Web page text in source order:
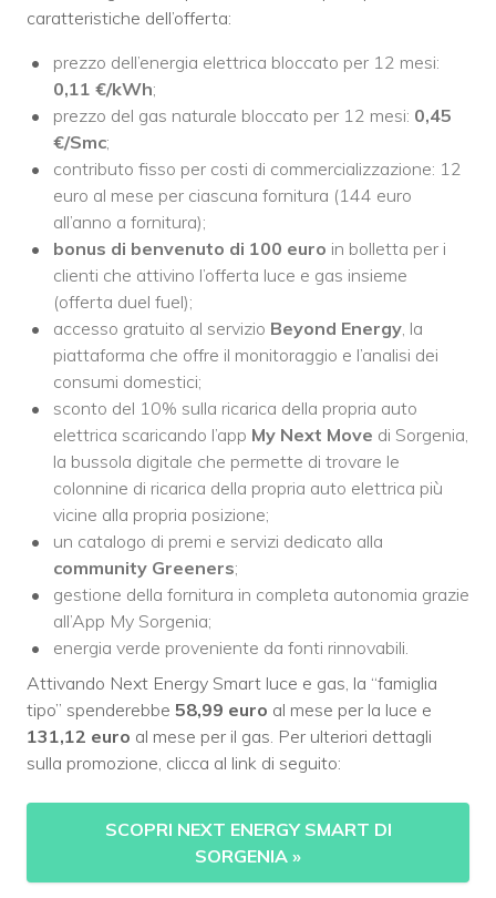
caratteristiche dell’offerta:
prezzo dell’energia elettrica bloccato per 12 mesi:
0,11 €/kWh;
prezzo del gas naturale bloccato per 12 mesi: 0,45
€/Smc;
contributo fisso per costi di commercializzazione: 12
euro al mese per ciascuna fornitura (144 euro
all’anno a fornitura);
bonus di benvenuto di 100 euro in bolletta per i
clienti che attivino l’offerta luce e gas insieme
(offerta duel fuel);
accesso gratuito al servizio Beyond Energy , la
piattaforma che offre il monitoraggio e l’analisi dei
consumi domestici;
sconto del 10% sulla ricarica della propria auto
elettrica scaricando l’app My Next Move di Sorgenia,
la bussola digitale che permette di trovare le
colonnine di ricarica della propria auto elettrica più
vicine alla propria posizione;
un catalogo di premi e servizi dedicato alla
community Greeners;
gestione della fornitura in completa autonomia grazie
all’App My Sorgenia;
energia verde proveniente da fonti rinnovabili.
Attivando Next Energy Smart luce e gas, la “famiglia
tipo” spenderebbe 58,99 euro al mese per la luce e
131,12 euro al mese per il gas. Per ulteriori dettagli
sulla promozione, clicca al link di seguito:
SCOPRI NEXT ENERGY SMART DI
SORGENIA »